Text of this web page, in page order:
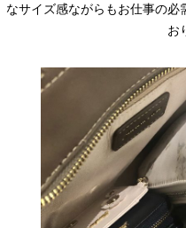
なサイズ感ながらもお仕事の
お